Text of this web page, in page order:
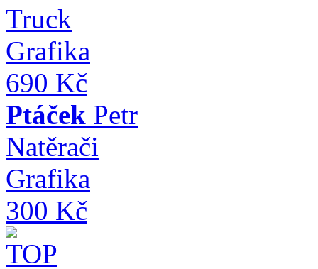
Truck
Grafika
690 Kč
Ptáček Petr
Natěrači
Grafika
300 Kč